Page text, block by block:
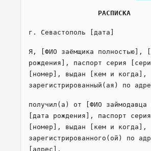
РАСПИСКА
г. Севастополь [дата]
Я, [ФИО заёмщика полностью],
рождения], паспорт серия
[номер], выдан [кем и когда],
зарегистрированный(ая) по
получил(а) от [ФИО займодавца
[дата рождения], паспорт
[номер], выдан [кем и когда],
зарегистрированного(ой) по
[адрес],